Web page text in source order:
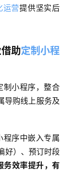
运营提供坚实后
助定制小程
制小程序，整合
导购线上服务及
程序中嵌入专属
好）、预订时段
务效率提升，有